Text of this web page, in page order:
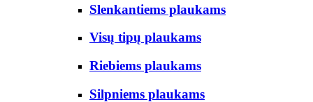
Slenkantiems plaukams
Visų tipų plaukams
Riebiems plaukams
Silpniems plaukams